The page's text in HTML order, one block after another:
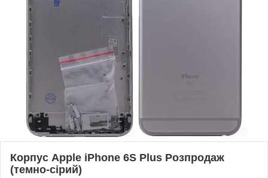
Корпус Apple iPhone 6S Plus Розпродаж
(темно-сірий)